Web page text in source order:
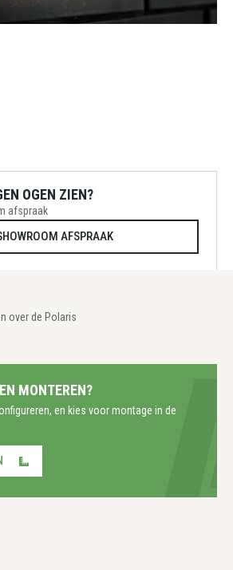
OGEN ZIEN?
afspraak
AFSPRAAK
over de Polaris
MONTEREN?
en kies voor montage in de